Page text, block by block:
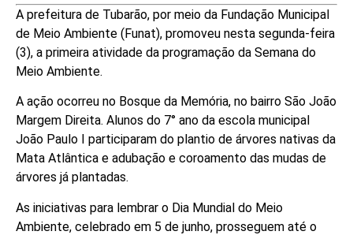
A prefeitura de Tubarão, por meio da Fundação Municipal
de Meio Ambiente (Funat), promoveu nesta segunda-feira
(3), a primeira atividade da programação da Semana do
Meio Ambiente.
A ação ocorreu no Bosque da Memória, no bairro São João
Margem Direita. Alunos do 7° ano da escola municipal
João Paulo I participaram do plantio de árvores nativas da
Mata Atlântica e adubação e coroamento das mudas de
árvores já plantadas.
As iniciativas para lembrar o Dia Mundial do Meio
Ambiente, celebrado em 5 de junho, prosseguem até o